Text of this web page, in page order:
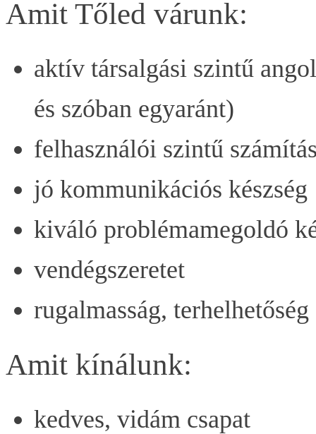
Amit Tőled várunk:
aktív társalgási szintű
és szóban egyaránt)
felhasználói szintű
jó kommunikációs készség
kiváló problémamegoldó
vendégszeretet
rugalmasság, terhelhetőség
Amit kínálunk:
kedves, vidám csapat